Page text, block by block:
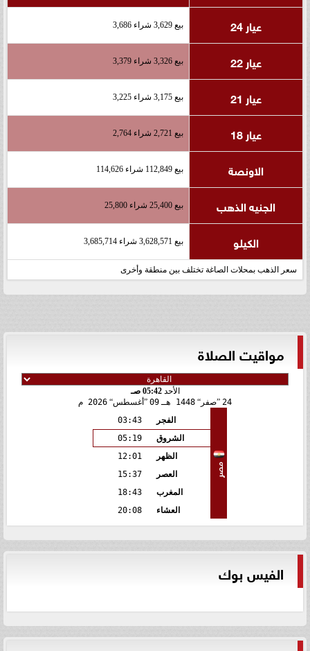
عيار 24
بيع 3,629 شراء 3,686
عيار 22 بيع 3,326 شراء 3,379
عيار 21 بيع 3,175 شراء 3,225
عيار 18 بيع 2,721 شراء 2,764
الاونصة بيع 112,849 شراء 114,626
الجنيه الذهب بيع 25,400 شراء 25,800
الكيلو بيع 3,628,571 شراء 3,685,714
سعر الذهب بمحلات الصاغة تختلف بين منطقة وأخرى
مواقيت الصلاة
الأحد05:42 صـ
24 صفر 1448 هـ 09 أغسطس 2026 م
مصر
الفجر
03:43
الشروق
05:19
الظهر
12:01
العصر
15:37
المغرب
18:43
العشاء
20:08
الفيس بوك